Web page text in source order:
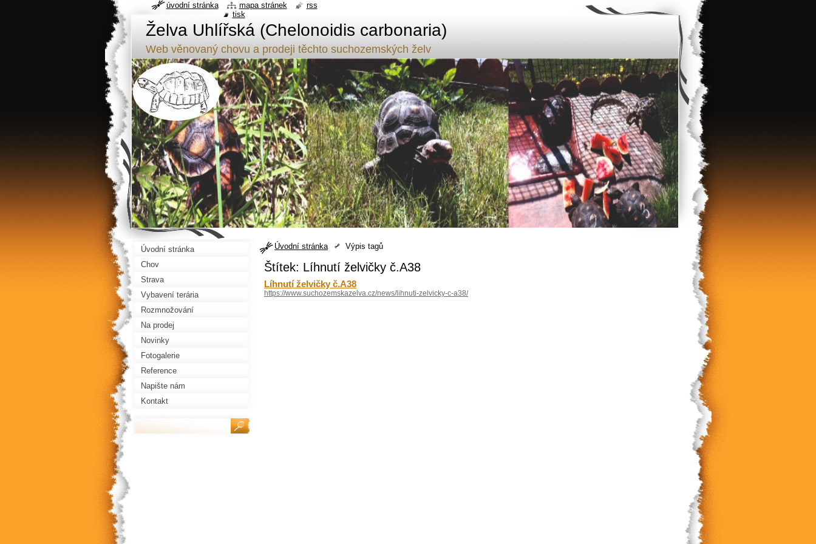
Želva Uhlířská (Chelonoidis carbonaria)
Web věnovaný chovu a prodeji těchto suchozemských želv
Úvodní stránka Výpis tagů
Štítek: Líhnutí želvičky č.A38
Líhnutí želvičky č.A38
https://www.suchozemskazelva.cz/news/lihnuti-zelvicky-c-a38/
Úvodní stránka
Chov
Strava
Vybavení terária
Rozmnožování
Na prodej
Novinky
Fotogalerie
Reference
Napište nám
Kontakt
úvodní stránka mapa stránek
rss
tisk